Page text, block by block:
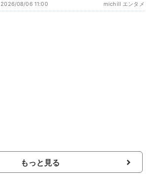
michill エンタメ
2026/08/06 11:00
もっと見る